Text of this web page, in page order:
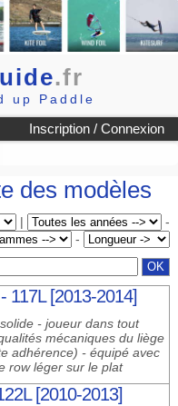
.fr
up Paddle
Inscription / Connexion
des modèles
|
-
-
117L [2013-2014]
- joueur dans tout
mécaniques du liège
adhérence) - équipé avec
row léger sur le plat
[2010-2013]